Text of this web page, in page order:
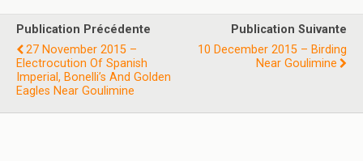
Publication Précédente
27 November 2015 –
Electrocution Of Spanish
Imperial, Bonelli’s And Golden
Eagles Near Goulimine
Publication Suivante
10 December 2015 – Birding
Near Goulimine